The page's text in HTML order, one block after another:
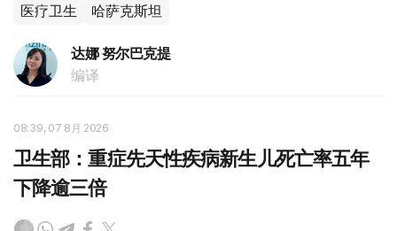
医疗卫生 哈萨克斯坦
达娜 努尔巴克提
编译
08:39, 07 8月 2026
卫生部：重症先天性疾病新生儿死亡率五年
下降逾三倍